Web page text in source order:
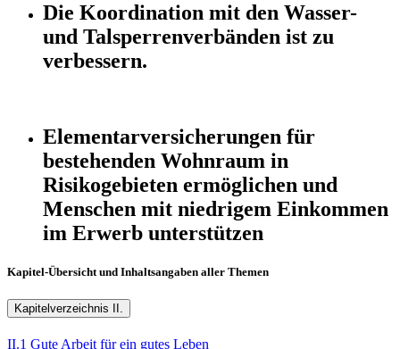
Die Koordination mit den Wasser-
und Talsperrenverbänden ist zu
verbessern.
Elementarversicherungen für
bestehenden Wohnraum in
Risikogebieten ermöglichen und
Menschen mit niedrigem Einkommen
im Erwerb unterstützen
Kapitel-Übersicht und Inhaltsangaben aller Themen
Kapitelverzeichnis II.
II.1 Gute Arbeit für ein gutes Leben